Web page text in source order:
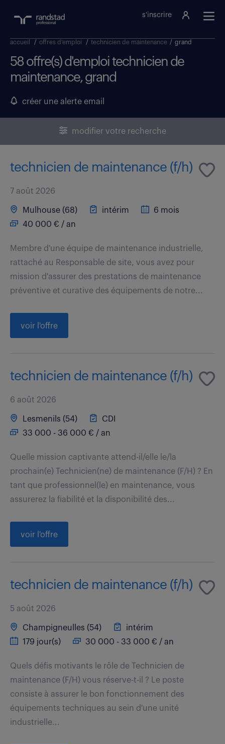
s'inscrire
accueil / offres d'emploi / technicien de maintenance / grand
58 offre(s) d'emploi technicien de
maintenance, grand
créer une alerte email
modifier votre recherche
technicien de maintenance (f/h)
7 août 2026
Mulhouse (68) intérim
6 mois
40 000 € / an
Membre d'une équipe de maintenance industrielle,
rattaché au Responsable de site, vous avez pour
mission d'assurer des prestations de maintenance
préventive et curative des équipements de notre...
voir l'offre
technicien de maintenance (f/h)
6 août 2026
Lesmenils (54)
CDI
33 000 - 36 000 € / an
Quelle mission captivante attend-il/elle le/la
prochain(e) Technicien(ne) de maintenance (F/H) ? En
tant que professionnel(le) en maintenance, vous
assurerez la fiabilité et la disponibilité des...
voir l'offre
technicien de maintenance (f/h)
5 août 2026
Champigneulles (54)
intérim
179 jour(s)
30 000 - 33 000 € / an
Quels défis motivants le rôle de Technicien de
maintenance (F/H) vous réserve-t-il ? Le poste
consiste à assurer le bon fonctionnement des
équipements techniques au sein d'une unité
industrielle...